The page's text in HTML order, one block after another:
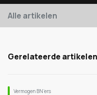
Alle artikelen
Gerelateerde artikelen
Vermogen BN’ers